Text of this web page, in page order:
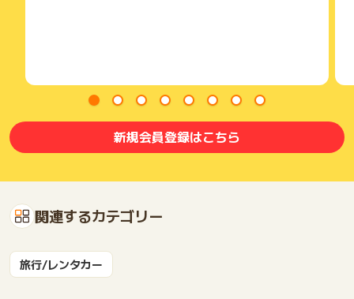
新規会員登録はこちら
関連するカテゴリー
旅行/レンタカー